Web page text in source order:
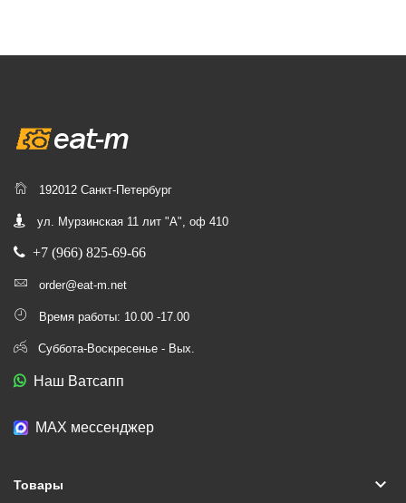
192012 Санкт-Петербург
ул. Мурзинская 11 лит "А", оф 410
+7 (966) 825-69-66
order@eat-m.net
Время работы: 10.00 -17.00
Суббота-Воскресенье - Вых.
Наш Ватсапп
МАХ мессенджер
Товары keyboard_arrow_down